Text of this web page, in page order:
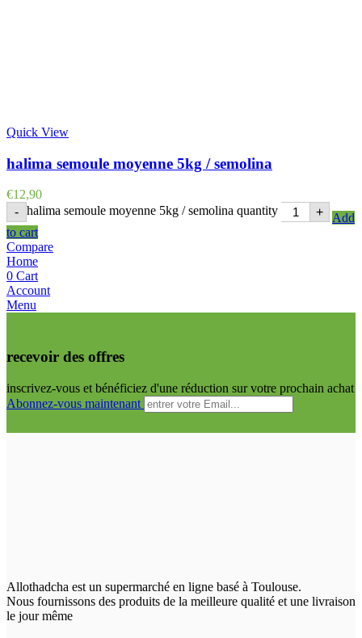
Quick View
halima semoule moyenne 5kg / semolina
€12,90
- halima semoule moyenne 5kg / semolina quantity +
Add
to cart
Compare
Home
0 Cart
Account
Menu
recevoir des offres
inscrivez-vous et bénéficiez d'une réduction sur votre prochain achat
Abonnez-vous maintenant
Allothadcha est un supermarché en ligne basé à Toulouse.
Nous fournissons des produits de la meilleure qualité et une livraison
le jour même